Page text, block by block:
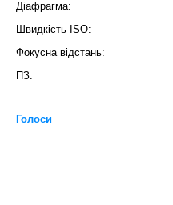
Діафрагма:
Швидкість ISO:
Фокусна відстань:
ПЗ:
Голоси